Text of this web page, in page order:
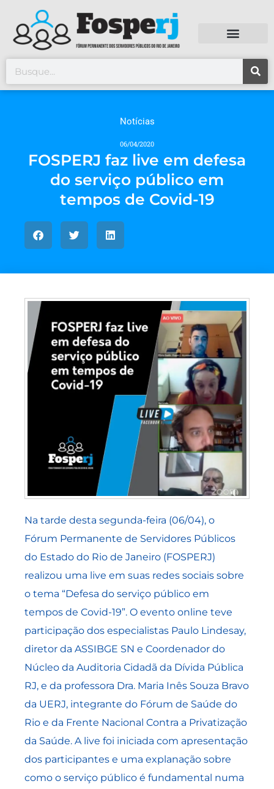
Notícias
06/04/2020
FOSPERJ faz live em defesa
do serviço público em
tempos de Covid-19
Na tarde desta segunda-feira (06/04), o
Fórum Permanente de Servidores Públicos
do Estado do Rio de Janeiro (FOSPERJ)
realizou uma live em suas redes sociais sobre
o tema “Defesa do serviço público em
tempos de Covid-19”. O evento online teve
participação dos especialistas Paulo Lindesay,
diretor da ASSIBGE SN e Coordenador do
Núcleo da Auditoria Cidadã da Dívida Pública
RJ, e da professora Dra. Maria Inês Souza Bravo
da UERJ, integrante do Fórum de Saúde do
Rio e da Frente Nacional Contra a Privatização
da Saúde. A live foi iniciada com apresentação
dos participantes e uma explanação sobre
como o serviço público é fundamental numa